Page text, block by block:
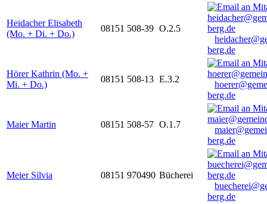
Heidacher Elisabeth
(Mo. + Di. + Do.)
08151 508-39 O.2.5
berg.de
Hörer Kathrin (Mo. +
Mi. + Do.)
08151 508-13 E.3.2
berg.de
Maier Martin 08151 508-57 O.1.7
berg.de
Meier Silvia 08151 970490 Bücherei
berg.de